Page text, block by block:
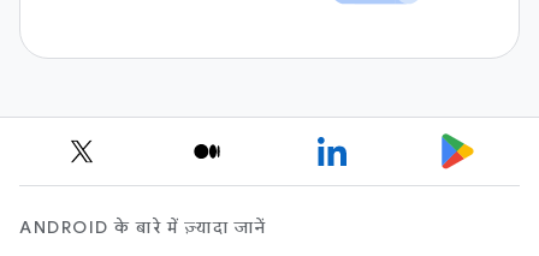
ANDROID के बारे में ज़्यादा जानें